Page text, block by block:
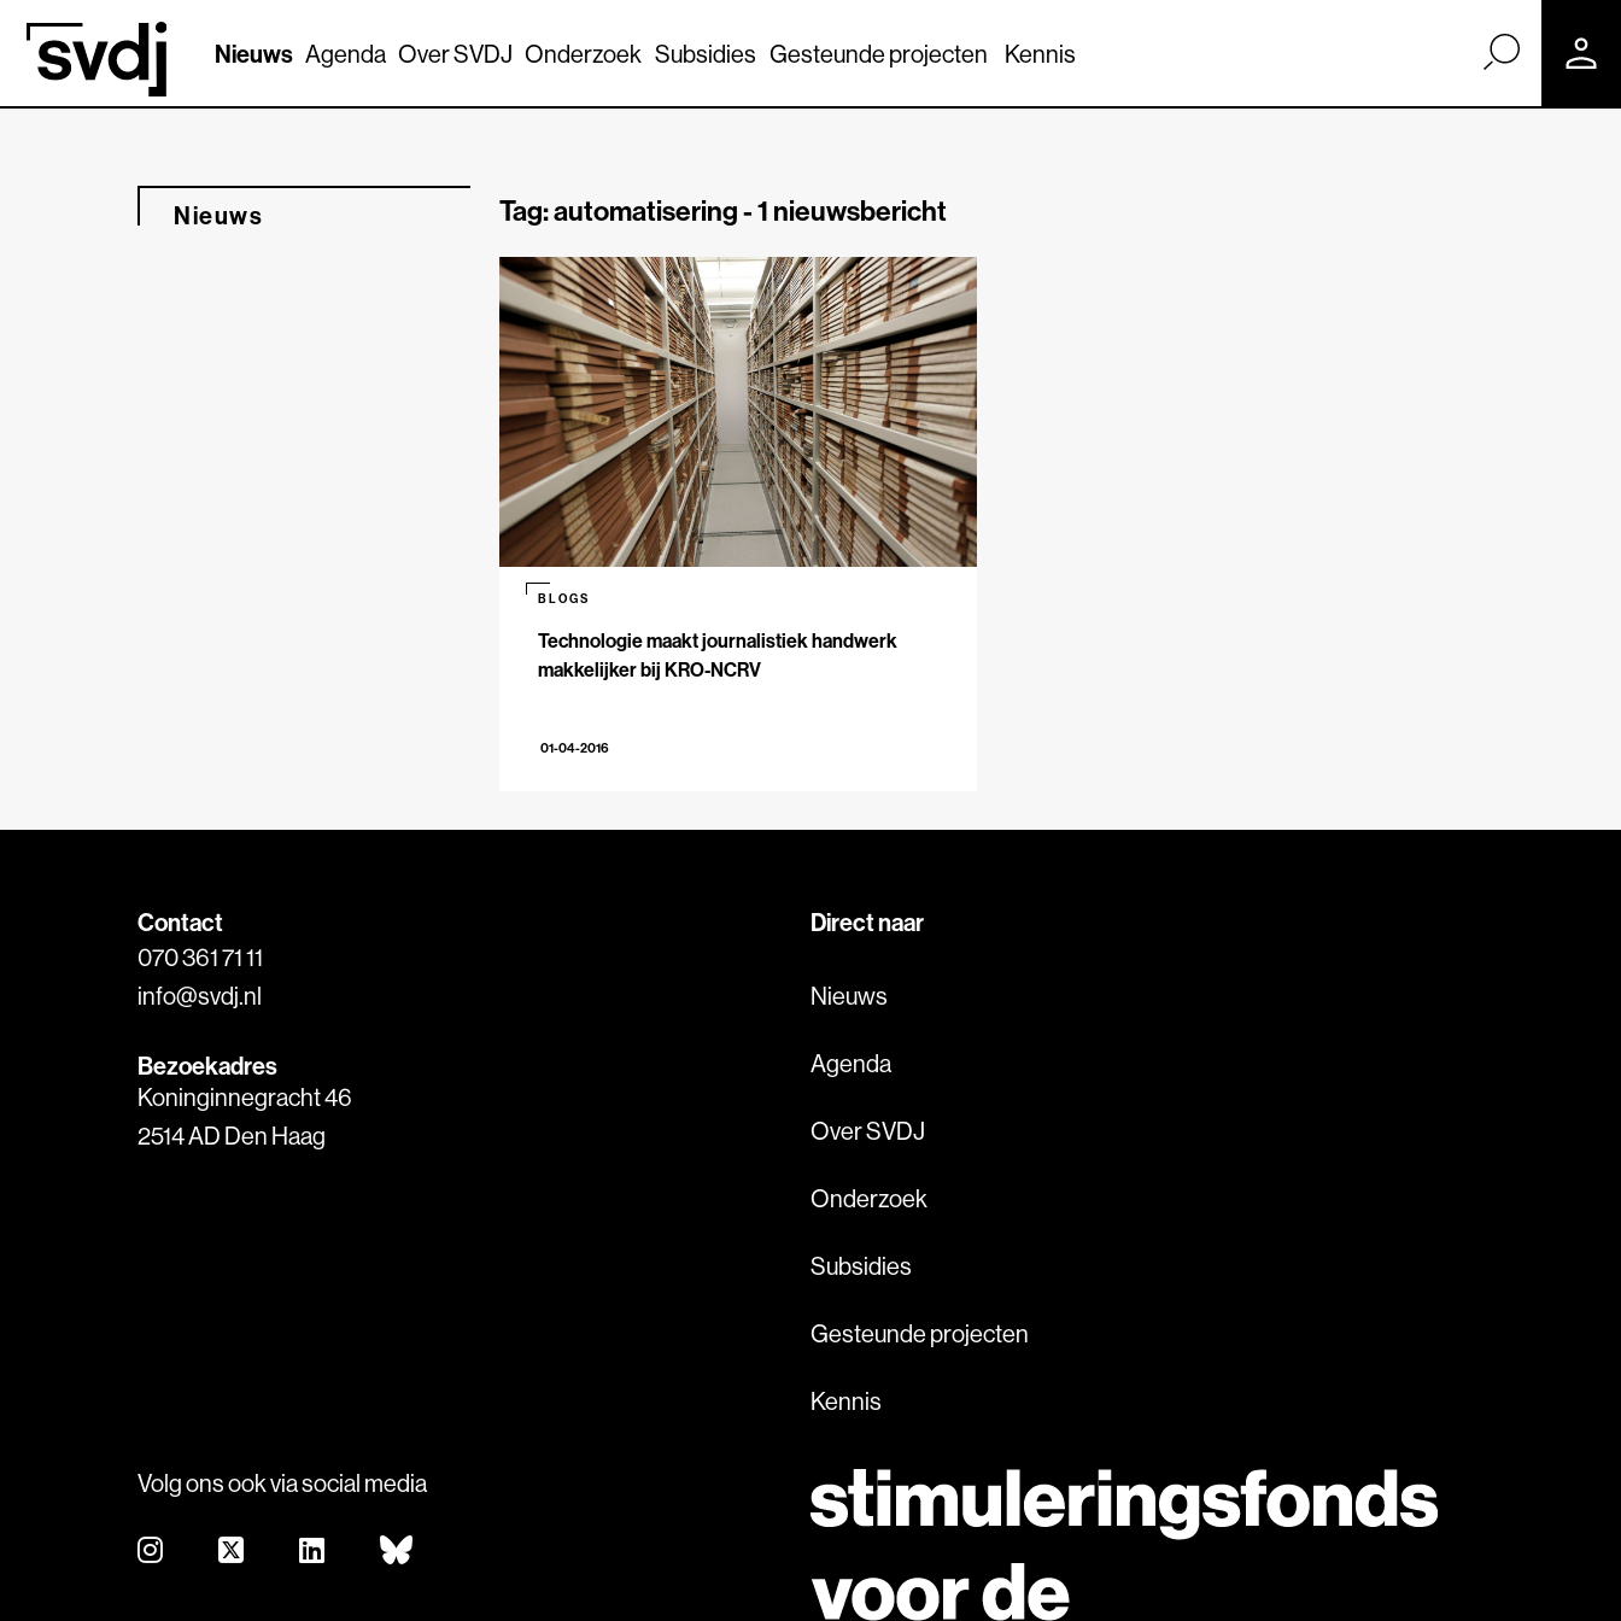
Naar hoofdinhoud
Nieuws Agenda Over SVDJ Onderzoek Subsidies Gesteunde projecten Kennis
Nieuws Tag: automatisering -1 nieuwsbericht
Technologie maakt journalistiek handwerk
makkelijker bij KRO-NCRV
BLOGS
01-04-2016
Contact
070 361 71 11
info@svdj.nl
Bezoekadres
Koninginnegracht 46
2514 AD Den Haag
Direct naar
Nieuws
Agenda
Over SVDJ
Onderzoek
Subsidies
Gesteunde projecten
Kennis
Volg ons ook via social media